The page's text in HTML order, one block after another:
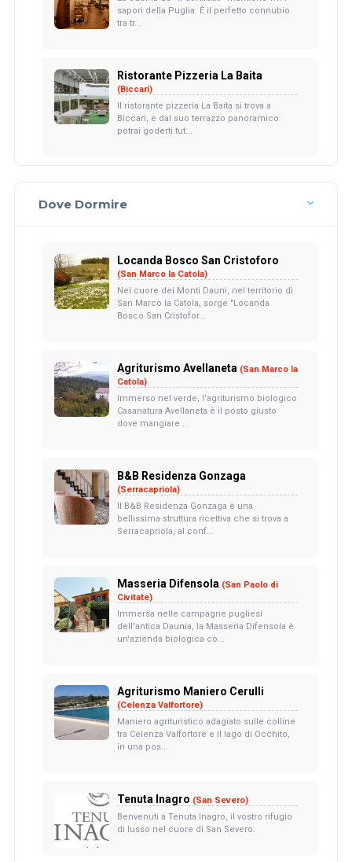
sapori della Puglia. È il perfetto connubio
tra tr...
Ristorante Pizzeria La Baita
(Biccari)
Il ristorante pizzeria La Baita si trova a
Biccari, e dal suo terrazzo panoramico
potrai goderti tut...
Dove Dormire
Locanda Bosco San Cristoforo
(San Marco la Catola)
Nel cuore dei Monti Dauni, nel territorio di
San Marco la Catola, sorge "Locanda
Bosco San Cristofor...
Agriturismo Avellaneta (San Marco la
Catola)
Immerso nel verde, l’agriturismo biologico
Casanatura Avellaneta è il posto giusto
dove mangiare ...
B&B Residenza Gonzaga
(Serracapriola)
Il B&B Residenza Gonzaga è una
bellissima struttura ricettiva che si trova a
Serracapriola, al conf...
Masseria Difensola (San Paolo di
Civitate)
Immersa nelle campagne pugliesi
dell'antica Daunia, la Masseria Difensola è
un'azienda biologica co...
Agriturismo Maniero Cerulli
(Celenza Valfortore)
Maniero agrituristico adagiato sulle colline
tra Celenza Valfortore e il lago di Occhito,
in una pos...
Tenuta Inagro (San Severo)
Benvenuti a Tenuta Inagro, il vostro rifugio
di lusso nel cuore di San Severo.